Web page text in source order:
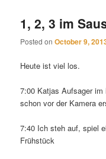
1, 2, 3 im
Posted onOctober 9,
Heute ist viel los.
7:00 Katjas Aufsager
schon vor der Kamera
7:40 Ich steh auf, spiel
Frühstück